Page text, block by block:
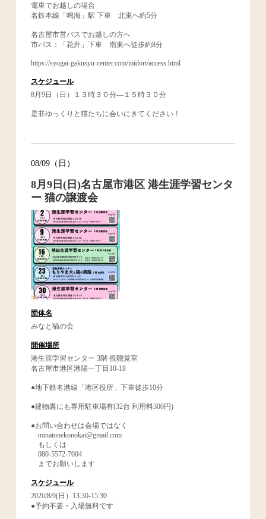
電車でお越しの場合
名鉄本線「鳴海」駅 下車 北東へ約5分
名古屋市営バスでお越しの方へ
市バス：「花井」下車 南東へ徒歩約8分
https://syogai-gakusyu-center.com/midori/access.html
スケジュール
8月9日（日）１３時３０分―１５時３０分
是非ゆっくりと猫たちに会いにきてください！
08/09（日）
8月9日(日)名古屋市港区 港生涯学習センタ
ー 猫の譲渡会
団体名
みなと猫の会
開催場所
港生涯学習センター 3階 視聴覚室
名古屋市港区港陽一丁目10-18
●地下鉄名港線「港区役所」下車徒歩10分
●建物裏にも専用駐車場有(32台 利用料300円)
●お問い合わせは会場ではなく
minatonekonokai@gmail.com
もしくは
080-5572-7004
までお願いします
スケジュール
2026/8/9(日）13:30-15:30
●予約不要・入場無料です